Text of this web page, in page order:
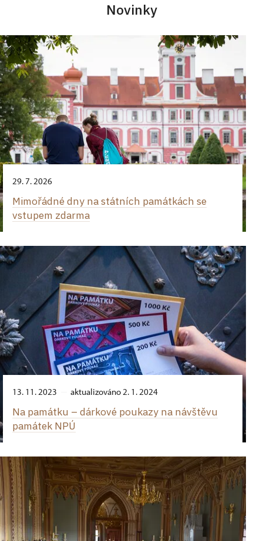
Novinky
29. 7. 2026
Mimořádné dny na státních památkách se
vstupem zdarma
13. 11. 2023 aktualizováno 2. 1. 2024
Na památku –⁠ dárkové poukazy na návštěvu
památek NPÚ